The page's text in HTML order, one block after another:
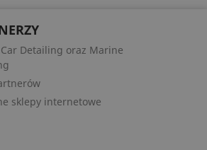
Detailing oraz Marine
sklepy internetowe